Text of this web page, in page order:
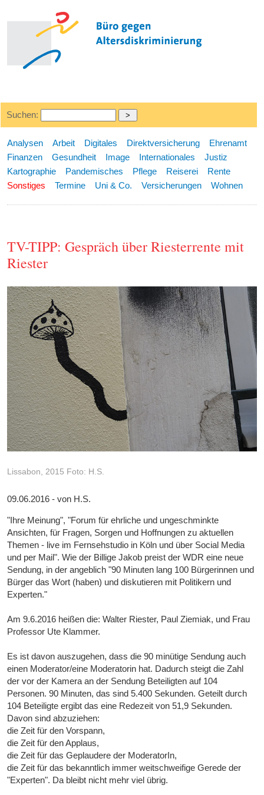
Suchen:
Analysen Arbeit Digitales Direktversicherung
Ehrenamt
Finanzen
Gesundheit Image Internationales
Justiz
Kartographie
Pandemisches Pflege Reiserei
Rente
Sonstiges
Termine Uni & Co. Versicherungen Wohnen
TV-TIPP: Gespräch über Riesterrente mit
Riester
Lissabon, 2015 Foto: H.S.
09.06.2016 - von H.S.
"Ihre Meinung", "Forum für ehrliche und ungeschminkte
Ansichten, für Fragen, Sorgen und Hoffnungen zu aktuellen
Themen - live im Fernsehstudio in Köln und über Social Media
und per Mail". Wie der Billige Jakob preist der WDR eine neue
Sendung, in der angeblich "90 Minuten lang 100 Bürgerinnen und
Bürger das Wort (haben) und diskutieren mit Politikern und
Experten."
Am 9.6.2016 heißen die: Walter Riester, Paul Ziemiak, und Frau
Professor Ute Klammer.
Es ist davon auszugehen, dass die 90 minütige Sendung auch
einen Moderator/eine Moderatorin hat. Dadurch steigt die Zahl
der vor der Kamera an der Sendung Beteiligten auf 104
Personen. 90 Minuten, das sind 5.400 Sekunden. Geteilt durch
104 Beteiligte ergibt das eine Redezeit von 51,9 Sekunden.
Davon sind abzuziehen:
die Zeit für den Vorspann,
die Zeit für den Applaus,
die Zeit für das Geplaudere der ModeratorIn,
die Zeit für das bekanntlich immer weitschweifige Gerede der
"Experten". Da bleibt nicht mehr viel übrig.